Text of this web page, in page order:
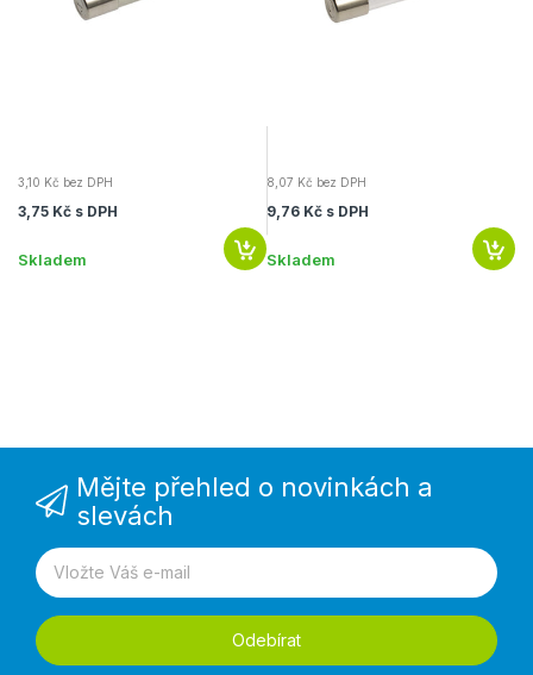
3,10 Kč bez DPH
3,75 Kč s DPH
Skladem
8,07 Kč bez DPH
9,76 Kč s DPH
Skladem
Mějte přehled o novinkách a
slevách
Odebírat